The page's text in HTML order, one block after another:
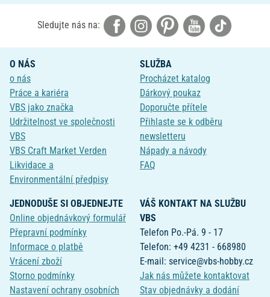
Sledujte nás na:
O NÁS
o nás
Práce a kariéra
VBS jako značka
Udržitelnost ve společnosti
VBS
VBS Craft Market Verden
Likvidace a
Environmentální předpisy
SLUŽBA
Procházet katalog
Dárkový poukaz
Doporučte přítele
Přihlaste se k odběru
newsletteru
Nápady a návody
FAQ
JEDNODUŠE SI OBJEDNEJTE
Online objednávkový formulář
Přepravní podmínky
Informace o platbě
Vrácení zboží
Storno podmínky
Nastavení ochrany osobních
VÁŠ KONTAKT NA SLUŽBU
VBS
Telefon Po.-Pá. 9 - 17
Telefon: +49 4231 - 668980
E-mail: service@vbs-hobby.cz
Jak nás můžete kontaktovat
Stav objednávky a dodání